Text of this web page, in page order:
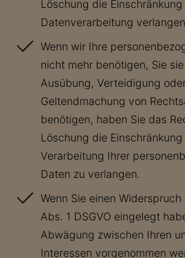
Löschung die
Datenverarbeitung
Wenn wir Ihre
nicht mehr benötigen, Sie
Ausübung, Verteidigung
Geltendmachung von
benötigen, haben Sie das
Löschung die
Verarbeitung Ihrer
Daten zu verlangen.
Wenn Sie einen
Abs. 1 DSGVO eingelegt
Abwägung zwischen Ihren
Interessen vorgenommen